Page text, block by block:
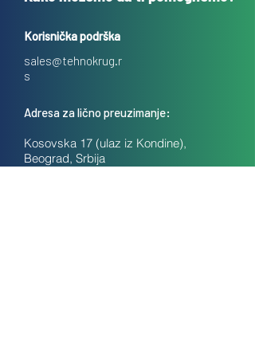
Korisnička podrška
sales@tehnokrug.r
s
Adresa za lično preuzimanje:
Kosovska 17 (ulaz iz Kondine),
Beograd, Srbija